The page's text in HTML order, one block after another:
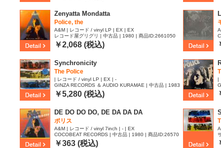
Zenyatta Mondatta
Police, the
A&M | レコード / vinyl LP | EX | EX
レコード屋グリグリ | 中古品 | 1980 | 商品ID:2661050
￥2,068 (税込)
Synchronicity
The Police
| レコード / vinyl LP | EX | -
GINZA RECORDS ＆ AUDIO KURAMAE | 中古品 | 1983
| 商品ID:2660272
￥5,280 (税込)
|
|
DE DO DO DO, DE DA DA DA
ポリス
A&M | レコード / vinyl 7inch | - | EX
COCOBEAT RECORDS | 中古品 | 1980 | 商品ID:26570
63
￥363 (税込)